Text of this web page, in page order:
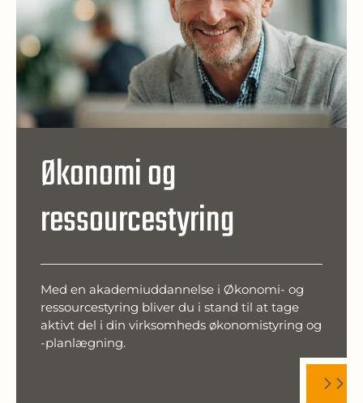
Økonomi og
ressourcestyring
Med en akademiuddannelse i Økonomi- og
ressourcestyring bliver du i stand til at tage
aktivt del i din virksomheds økonomistyring og
-planlægning.